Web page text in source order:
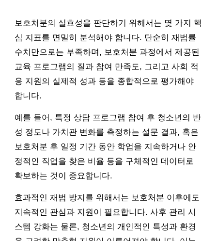
보호처분의 실효성을 판단하기 위해서는 몇 가지 핵
심 지표를 면밀히 분석해야 합니다. 단순히 재범률
수치만으로는 부족하며, 보호처분 과정에서 제공된
교육 프로그램의 질과 참여 만족도, 그리고 사회 적
응 지원의 실제적 성과 등을 종합적으로 평가해야
합니다.
예를 들어, 특정 상담 프로그램 참여 후 청소년의 반
성 정도나 가치관 변화를 측정하는 설문 결과, 혹은
보호처분 후 일정 기간 동안 학업을 지속하거나 안
정적인 직업을 찾은 비율 등을 구체적인 데이터로
확보하는 것이 중요합니다.
효과적인 재범 방지를 위해서는 보호처분 이후에도
지속적인 관심과 지원이 필요합니다. 사후 관리 시
스템 강화는 물론, 청소년의 개인적인 특성과 환경